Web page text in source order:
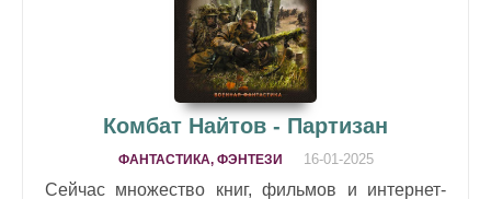
Комбат Найтов - Партизан
ФАНТАСТИКА, ФЭНТЕЗИ 16-01-2025
Сейчас множество книг, фильмов и интернет-